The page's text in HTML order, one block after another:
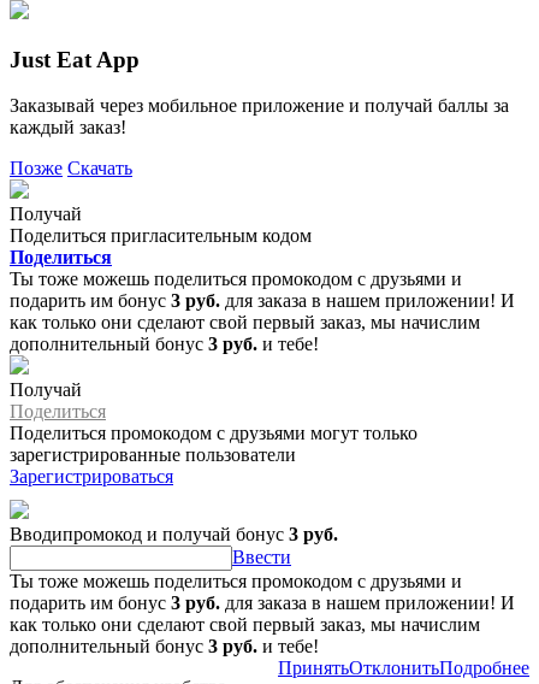
Just Eat App
Заказывай через мобильное приложение и получай баллы за
каждый заказ!
Позже Скачать
Получай
Поделиться пригласительным кодом
Поделиться
Ты тоже можешь поделиться промокодом с друзьями и
подарить им бонус 3 руб. для заказа в нашем приложении! И
как только они сделают свой первый заказ, мы начислим
дополнительный бонус 3 руб. и тебе!
Получай
Поделиться
Поделиться промокодом с друзьями могут только
зарегистрированные пользователи
Зарегистрироваться
Вводипромокод и получай бонус 3 руб.
Ввести
Ты тоже можешь поделиться промокодом с друзьями и
подарить им бонус 3 руб. для заказа в нашем приложении! И
как только они сделают свой первый заказ, мы начислим
дополнительный бонус 3 руб. и тебе!
ПринятьОтклонитьПодробнее